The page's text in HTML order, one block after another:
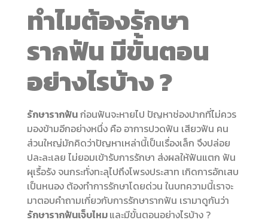
ทำไมต้องรักษา
รากฟัน มีขั้นตอน
อย่างไรบ้าง?
รักษารากฟันก่อนฟันจะหายไป ปัญหาช่องปากที่ไม่ควร
มองข้ามอีกอย่างหนึ่ง คือ อาการปวดฟัน เสียวฟัน คน
ส่วนใหญ่มักคิดว่าปัญหาเหล่านี้เป็นเรื่องเล็ก จึงปล่อย
ปละละเลย ไม่ยอมเข้ารับการรักษา ส่งผลให้ฟันแตก ฟัน
ผุเรื้อรัง จนกระทั่งทะลุไปถึงโพรงประสาท เกิดการอักเสบ
เป็นหนอง ต้องทำการรักษาโดยด่วน ในบทความนี้เราจะ
มาตอบคำถามเกี่ยวกับการรักษารากฟัน เรามาดูกันว่า
รักษารากฟันเจ็บไหมและมีขั้นตอนอย่างไรบ้าง ?